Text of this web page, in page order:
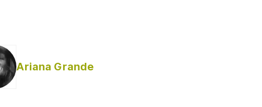
Ariana Grande